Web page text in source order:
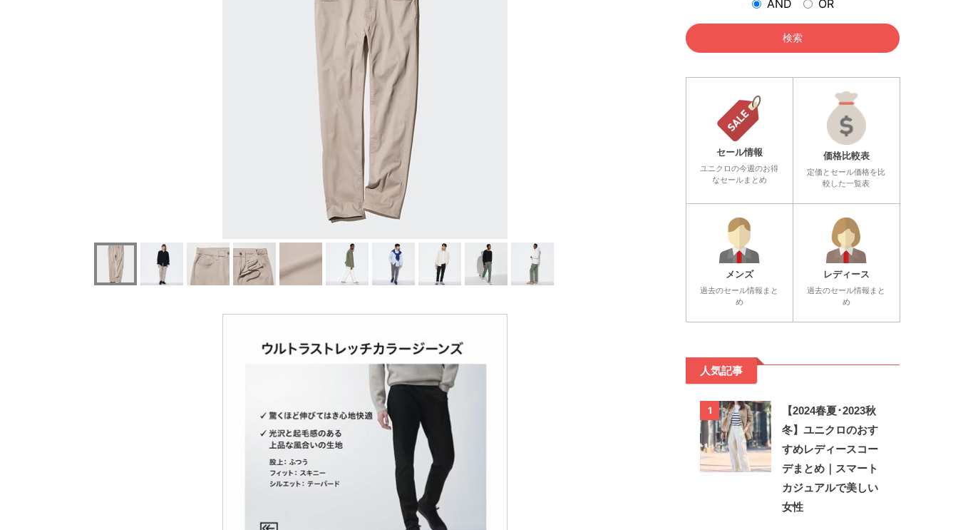
AND OR
検索
セール情報
ユニクロの今週のお得
なセールまとめ
価格比較表
定価とセール価格を比
較した一覧表
メンズ
過去のセール情報まと
め
レディース
過去のセール情報まと
め
人気記事
1
【2024春夏･2023秋
冬】ユニクロのおす
すめレディースコー
デまとめ｜スマート
カジュアルで美しい
女性